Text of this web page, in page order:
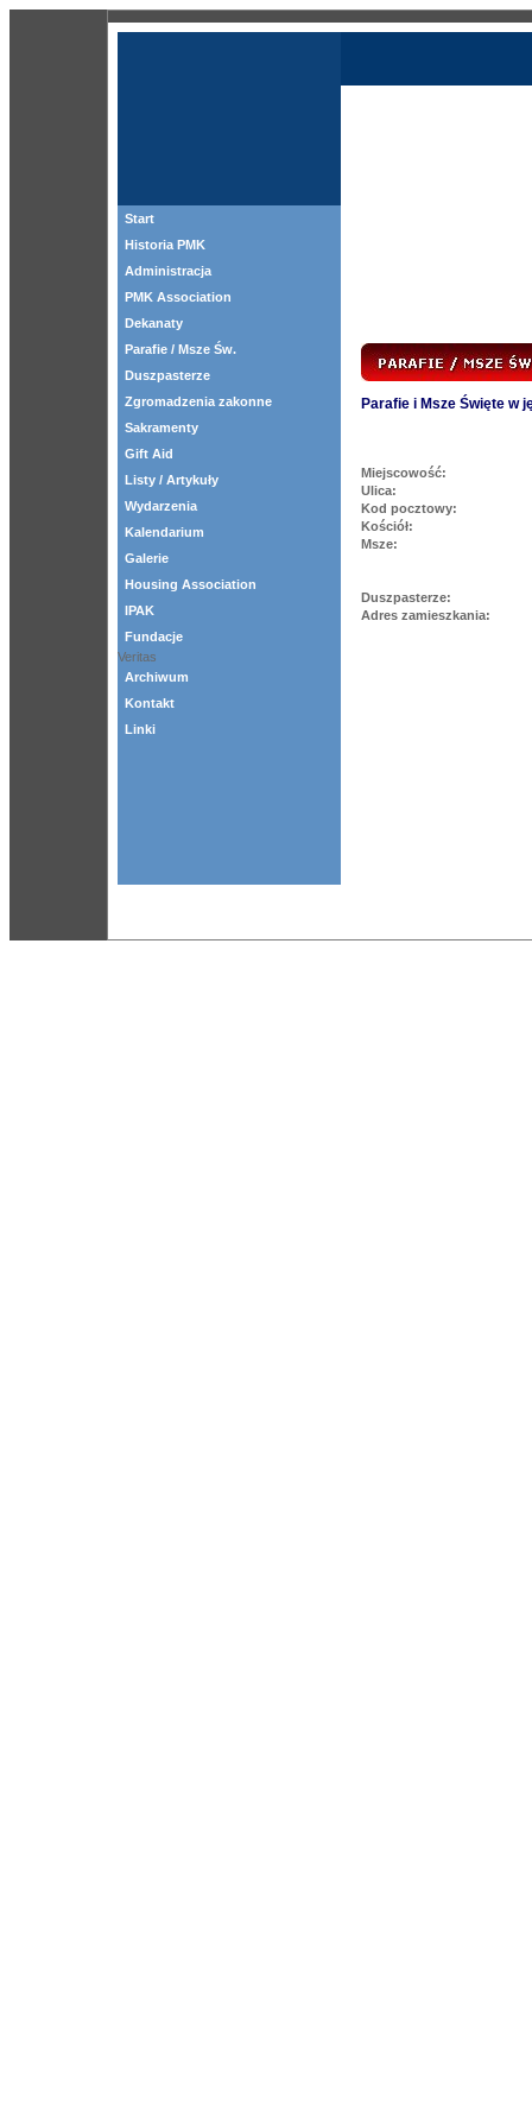
Start
Historia PMK
Administracja
PMK Association
Dekanaty
Parafie / Msze Św.
Duszpasterze
Zgromadzenia zakonne
Sakramenty
Gift Aid
Listy / Artykuły
Wydarzenia
Kalendarium
Galerie
Housing Association
IPAK
Fundacje
Veritas
Archiwum
Kontakt
Linki
Parafie i Msze Święte w
Miejscowość:
Ulica:
Kod pocztowy:
Kościół:
Msze:
Duszpasterze:
Adres zamieszkania: